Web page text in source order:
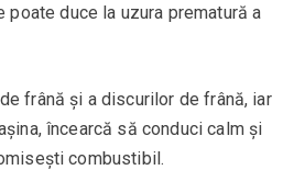
duce la uzura prematură a
frână și a discurilor de frână, iar
încearcă să conduci calm și
combustibil.